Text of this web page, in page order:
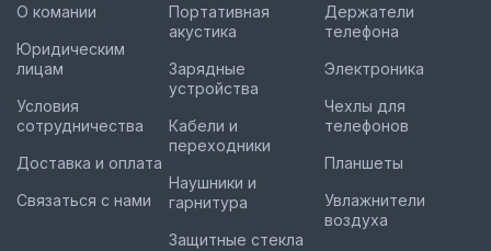
О комании
Юридическим
лицам
Условия
сотрудничества
Доставка и оплата
Связаться с нами
Портативная
акустика
Зарядные
устройства
Кабели и
переходники
Наушники и
гарнитура
Защитные стекла
Держатели
телефона
Электроника
Чехлы для
телефонов
Планшеты
Увлажнители
воздуха